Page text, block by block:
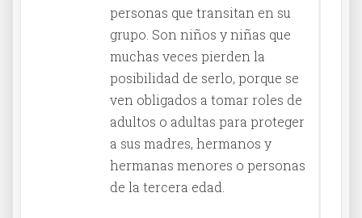
personas que transitan en su
grupo. Son niños y niñas que
muchas veces pierden la
posibilidad de serlo, porque se
ven obligados a tomar roles de
adultos o adultas para proteger
a sus madres, hermanos y
hermanas menores o personas
de la tercera edad.